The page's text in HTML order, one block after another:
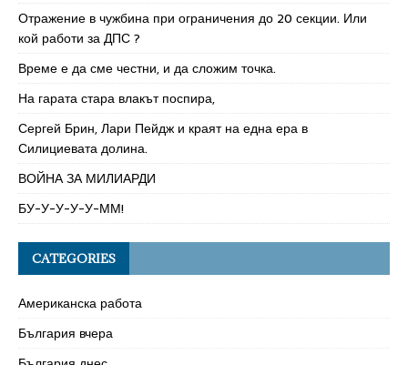
Отражение в чужбина при ограничения до 20 секции. Или
кой работи за ДПС ?
Време е да сме честни, и да сложим точка.
На гарата стара влакът поспира,
Сергей Брин, Лари Пейдж и краят на една ера в
Силициевата долина.
ВОЙНА ЗА МИЛИАРДИ
БУ-У-У-У-У-ММ!
CATEGORIES
Американска работа
България вчера